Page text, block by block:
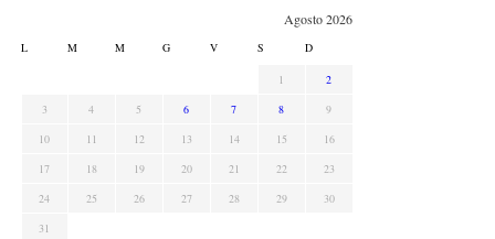
Agosto 2026
L M M G V S D
1
2
3
4 5 6 7 8
9
10
11 12 13 14 15
16
17
18 19 20 21 22
23
24
25 26 27 28 29
30
31